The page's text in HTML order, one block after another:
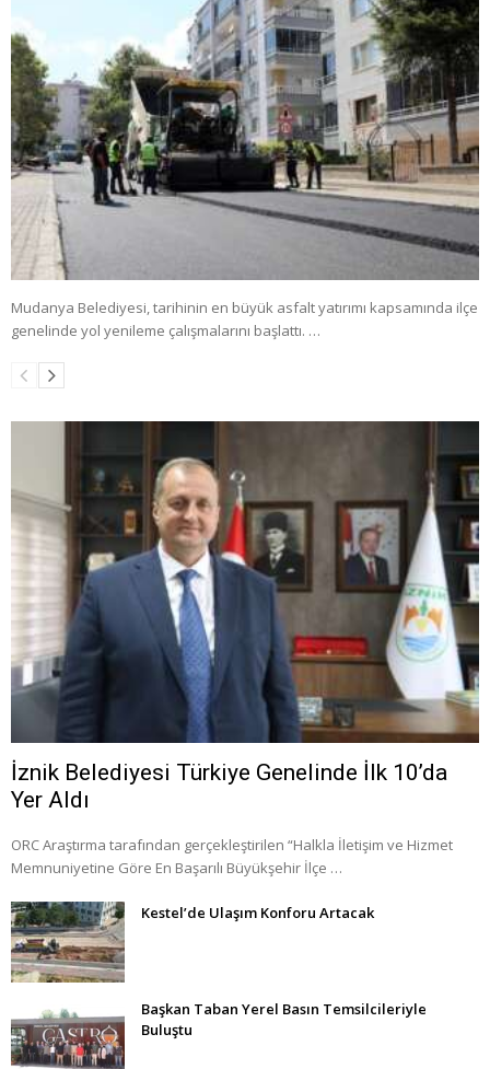
Mudanya Belediyesi, tarihinin en büyük asfalt yatırımı kapsamında ilçe
genelinde yol yenileme çalışmalarını başlattı. …
İznik Belediyesi Türkiye Genelinde İlk 10’da
Yer Aldı
ORC Araştırma tarafından gerçekleştirilen “Halkla İletişim ve Hizmet
Memnuniyetine Göre En Başarılı Büyükşehir İlçe …
Kestel’de Ulaşım Konforu Artacak
Başkan Taban Yerel Basın Temsilcileriyle
Buluştu